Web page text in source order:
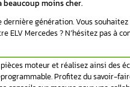
pour démarrer votre
ELV Mercedes ?
la réparation de l’ELV
23 61.